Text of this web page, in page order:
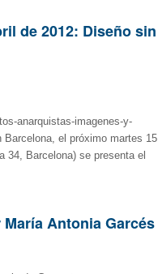
de 2012: Diseño sin
anarquistas-imagenes-y-
Barcelona, el próximo martes 15
34, Barcelona) se presenta el
Antonia Garcés